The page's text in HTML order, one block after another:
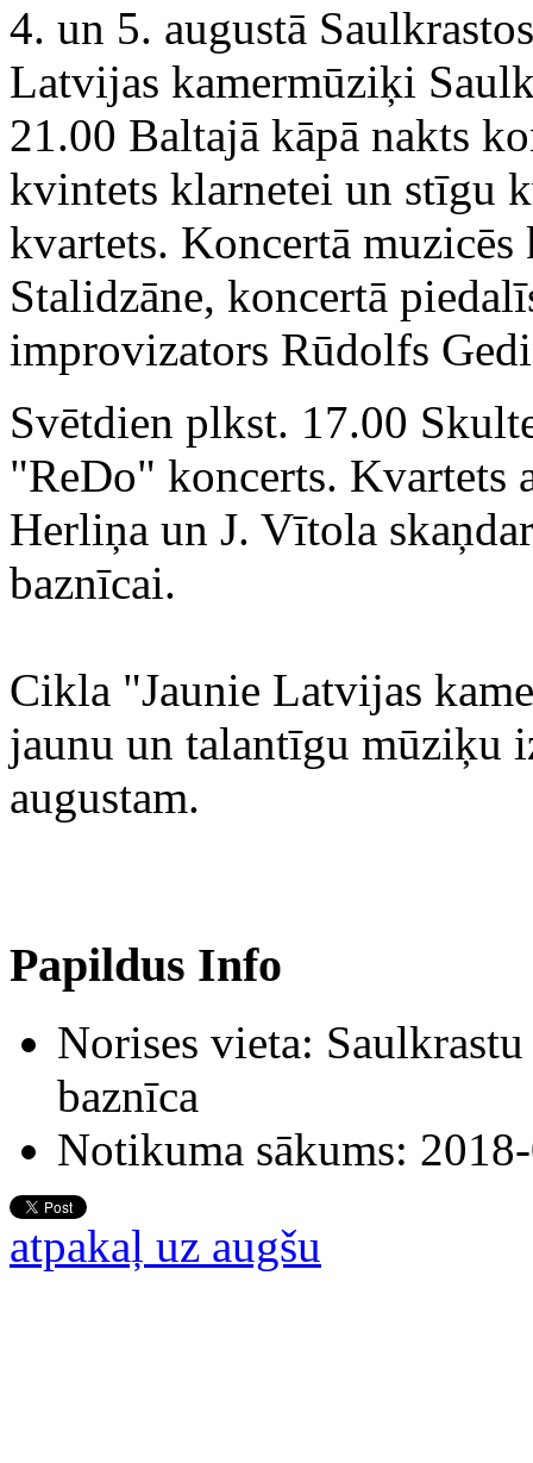
4. un 5. augustā
Latvijas kamermūziķi
21.00 Baltajā kāpā nakts
kvintets klarnetei un stīgu
kvartets. Koncertā
Stalidzāne, koncertā
improvizators Rūdolfs
Svētdien plkst. 17.00
"ReDo" koncerts. Kvartets
Herliņa un J. Vītola
baznīcai.
Cikla "Jaunie Latvijas
jaunu un talantīgu mūziķu
augustam.
Papildus Info
Norises vieta:
baznīca
Notikuma sākums:
atpakaļ uz augšu